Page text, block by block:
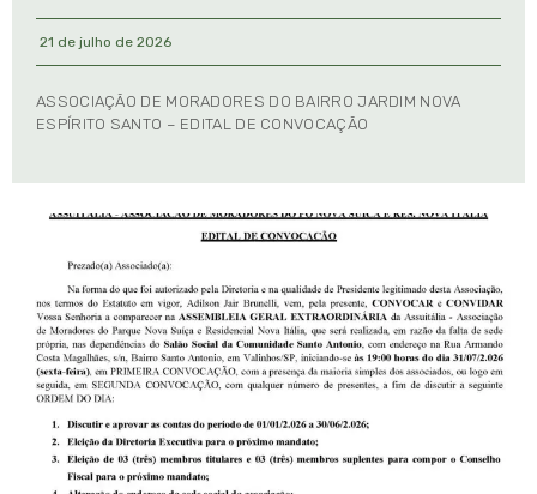
21 de julho de 2026
ASSOCIAÇÃO DE MORADORES DO BAIRRO JARDIM NOVA
ESPÍRITO SANTO – EDITAL DE CONVOCAÇÃO